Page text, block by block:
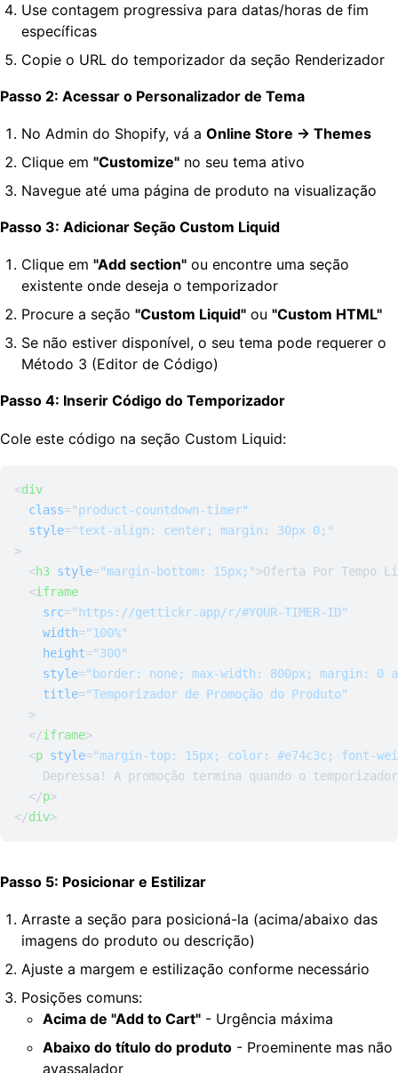
Use contagem progressiva para datas/horas de fim
específicas
Copie o URL do temporizador da seção Renderizador
Passo 2: Acessar o Personalizador de Tema
No Admin do Shopify, vá a Online Store → Themes
Clique em "Customize" no seu tema ativo
Navegue até uma página de produto na visualização
Passo 3: Adicionar Seção Custom Liquid
Clique em "Add section" ou encontre uma seção
existente onde deseja o temporizador
Procure a seção "Custom Liquid" ou "Custom HTML"
Se não estiver disponível, o seu tema pode requerer o
Método 3 (Editor de Código)
Passo 4: Inserir Código do Temporizador
Cole este código na seção Custom Liquid:
<div
class="product-countdown-timer"
style="text-align: center; margin: 30px 0;"
>
<h3 style="margin-bottom: 15px;">Oferta Por Tempo
<iframe
src="https://gettickr.app/r/#YOUR-TIMER-ID"
width="100%"
height="300"
style="border: none; max-width: 800px; margin:
title="Temporizador de Promoção do Produto"
  >
</iframe>
<p style="margin-top: 15px; color: #e74c3c; font-
Depressa! A promoção termina quando o
</p>
</div>
Passo 5: Posicionar e Estilizar
Arraste a seção para posicioná-la (acima/abaixo das
imagens do produto ou descrição)
Ajuste a margem e estilização conforme necessário
Posições comuns:
Acima de "Add to Cart" - Urgência máxima
Abaixo do título do produto - Proeminente mas não
avassalador